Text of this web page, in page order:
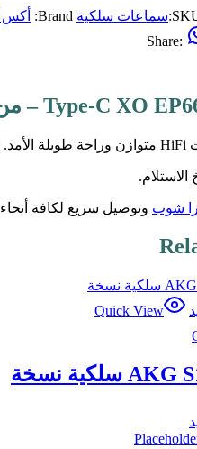
سماعات سلكية Brand:
أكس
Share:
شوب وتوصيل سريع لكافة
Quick View